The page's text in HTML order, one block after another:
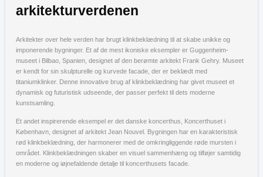
arkitekturverdenen
Arkitekter over hele verden har brugt klinkbeklædning til at skabe unikke og
imponerende bygninger. Et af de mest ikoniske eksempler er Guggenheim-
museet i Bilbao, Spanien, designet af den berømte arkitekt Frank Gehry. Museet
er kendt for sin skulpturelle og kurvede facade, der er beklædt med
titaniumklinker. Denne innovative brug af klinkbeklædning har givet museet et
dynamisk og futuristisk udseende, der passer perfekt til dets moderne
kunstsamling.
Et andet inspirerende eksempel er det danske koncerthus, Koncerthuset i
København, designet af arkitekt Jean Nouvel. Bygningen har en karakteristisk
rød klinkbeklædning, der harmonerer med de omkringliggende røde mursten i
området. Klinkbeklædningen skaber en visuel sammenhæng og tilføjer samtidig
en moderne og iøjnefaldende detalje til koncerthusets facade.